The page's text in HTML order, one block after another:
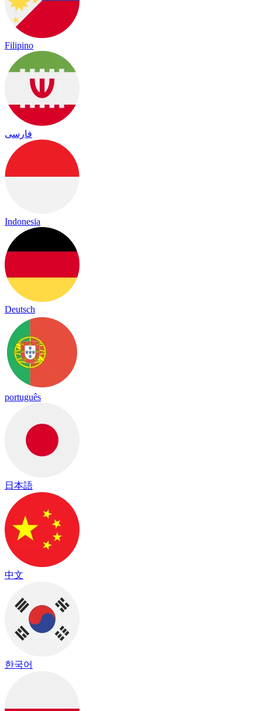
Filipino
فارسی
Indonesia
Deutsch
português
日本語
中文
한국어